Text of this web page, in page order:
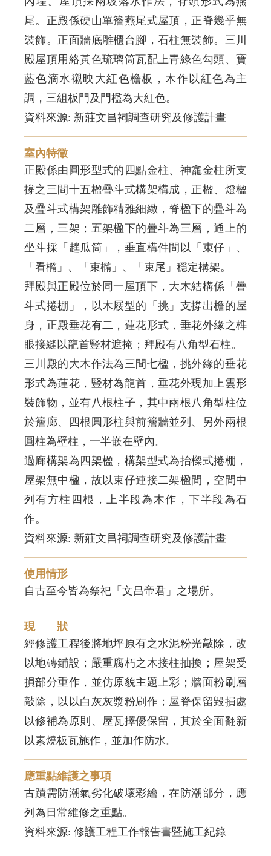
尾。正殿係硬山單簷燕尾式屋頂，正脊幾乎無
裝飾。正面牆底雕櫃台腳，石柱無裝飾。三川
殿屋頂用絡黃色琉璃筒瓦配上青綠色勾頭、寶
藍色滴水襯映大紅色檐板，木作以紅色為主
調，三組板門及門檻為大紅色。
室內特徵
正殿係由圓形型式的四點金柱、神龕金柱所支
撐之三間十五楹疊斗式構架構成，正楹、燈楹
及疊斗式構架雕飾精雅細緻，脊楹下的疊斗為
二層，三架；五架楹下的疊斗為三層，通上的
坐斗採「趖瓜筒」，垂直構件間以「束仔」、
「看橢」、「束橢」、「束尾」穩定構架。
拜殿與正殿位於同一屋頂下，大木結構係「疊
斗式捲棚」，以木屐型的「挑」支撐出檐的屋
身，正殿垂花有二，蓮花形式，垂花外緣之榫
眼接縫以龍首豎材遮掩；拜殿有八角型石柱。
三川殿的大木作法為三間七楹，挑外緣的垂花
形式為蓮花，豎材為龍首，垂花外現加上雲形
裝飾物，並有八根柱子，其中兩根八角型柱位
於簷廊、四根圓形柱與前簷牆並列、另外兩根
圓柱為壁柱，一半嵌在壁內。
過廊構架為四架楹，構架型式為抬樑式捲棚，
屋架無中楹，故以束仔連接二架楹間，空間中
列有方柱四根，上半段為木作，下半段為石
作。
使用情形
現 狀
經修護工程後將地坪原有之水泥粉光敲除，改
以地磚鋪設；嚴重腐朽之木接柱抽換；屋架受
損部分重作，並仿原貌主題上彩；牆面粉刷層
敲除，以以白灰灰漿粉刷作；屋脊保留毀損處
以修補為原則、屋瓦擇優保留，其於全面翻新
以素燒板瓦施作，並加作防水。
應重點維護之事項
古蹟需防潮氣劣化破壞彩繪，在防潮部分，應
列為日常維修之重點。